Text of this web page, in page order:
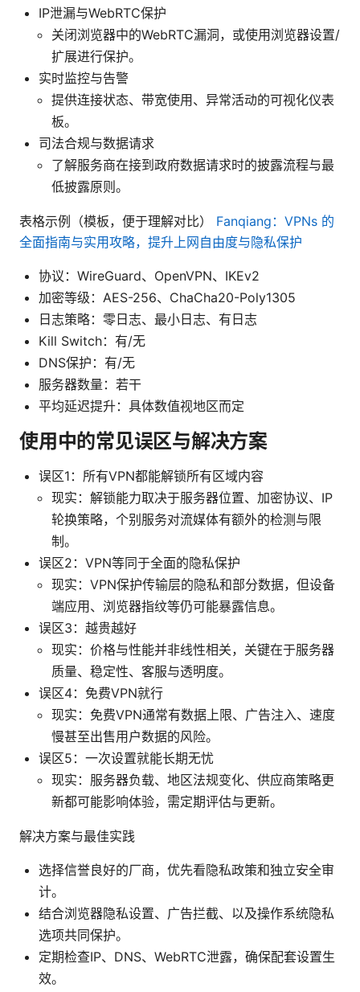
IP泄漏与WebRTC保护
关闭浏览器中的WebRTC漏洞，或使用浏览器设置/
扩展进行保护。
实时监控与告警
提供连接状态、带宽使用、异常活动的可视化仪表
板。
司法合规与数据请求
了解服务商在接到政府数据请求时的披露流程与最
低披露原则。
表格示例（模板，便于理解对比） Fanqiang：VPNs 的
全面指南与实用攻略，提升上网自由度与隐私保护
协议：WireGuard、OpenVPN、IKEv2
加密等级：AES-256、ChaCha20-Poly1305
日志策略：零日志、最小日志、有日志
Kill Switch：有/无
DNS保护：有/无
服务器数量：若干
平均延迟提升：具体数值视地区而定
使用中的常见误区与解决方案
误区1：所有VPN都能解锁所有区域内容
现实：解锁能力取决于服务器位置、加密协议、IP
轮换策略，个别服务对流媒体有额外的检测与限
制。
误区2：VPN等同于全面的隐私保护
现实：VPN保护传输层的隐私和部分数据，但设备
端应用、浏览器指纹等仍可能暴露信息。
误区3：越贵越好
现实：价格与性能并非线性相关，关键在于服务器
质量、稳定性、客服与透明度。
误区4：免费VPN就行
现实：免费VPN通常有数据上限、广告注入、速度
慢甚至出售用户数据的风险。
误区5：一次设置就能长期无忧
现实：服务器负载、地区法规变化、供应商策略更
新都可能影响体验，需定期评估与更新。
解决方案与最佳实践
选择信誉良好的厂商，优先看隐私政策和独立安全审
计。
结合浏览器隐私设置、广告拦截、以及操作系统隐私
选项共同保护。
定期检查IP、DNS、WebRTC泄露，确保配套设置生
效。